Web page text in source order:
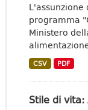
programma
Ministero
CSV PDF
Stile di